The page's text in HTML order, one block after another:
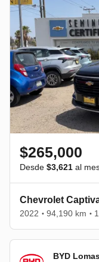
$265,000
Desde $3,621 al
Chevrolet
2022 • 94,190 km •
BYD